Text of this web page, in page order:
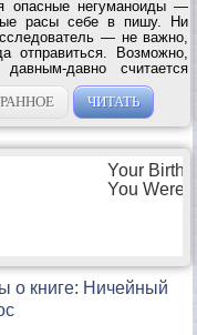
опасные негуманоиды —
расы себе в пишу. Ни
— не важно,
Возможно,
давно считается
галактические пираты…
ЧИТАТЬ
о книге: Ничейный